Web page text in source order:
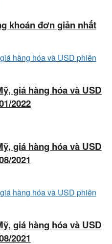
khoán đơn giản nhất
giá hàng hóa và USD
2022
giá hàng hóa và USD
2021
giá hàng hóa và USD
2021